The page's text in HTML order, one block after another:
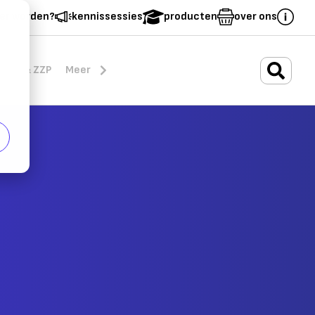
worden? kennissessies producten over ons
& ZZP Meer